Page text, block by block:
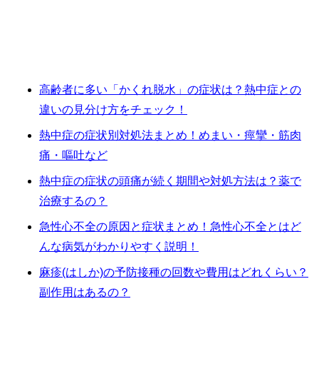
高齢者に多い「かくれ脱水」の症状は？熱中症との
違いの見分け方をチェック！
熱中症の症状別対処法まとめ！めまい・痙攣・筋肉
痛・嘔吐など
熱中症の症状の頭痛が続く期間や対処方法は？薬で
治療するの？
急性心不全の原因と症状まとめ！急性心不全とはど
んな病気がわかりやすく説明！
麻疹(はしか)の予防接種の回数や費用はどれくらい？
副作用はあるの？